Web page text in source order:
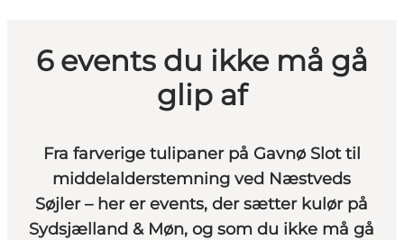
6 events du ikke må gå
glip af
Fra farverige tulipaner på Gavnø Slot til
middelalderstemning ved Næstveds
Søjler – her er events, der sætter kulør på
Sydsjælland & Møn, og som du ikke må gå